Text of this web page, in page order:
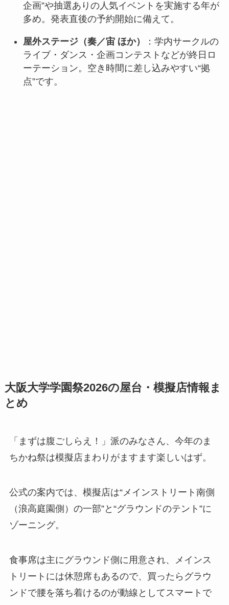
企画”や抽選ありの人気イベントを実施する年が
多め。発表直後の予約開始に備えて。
屋外ステージ（奏／宙 ほか）
：学内サークルの
ライブ・ダンス・企画コンテストなどが終日ロ
ーテーション。空き時間に差し込みやすい“拠
点”です。
大阪大学学園祭2026の屋台・模擬店情報ま
とめ
「まずは腹ごしらえ！」派のみなさん、今年のま
ちかね祭は模擬店まわりがますます楽しいはず。
公式の案内では、模擬店は“メインストリート南側
（浪高庭園側）の一部”と“グラウンドのテント”に
ゾーニング。
食事席は主にグラウンド側に用意され、メインス
トリートには休憩席もあるので、買ったらグラウ
ンドで腰を落ち着けるのが動線としてスマートで